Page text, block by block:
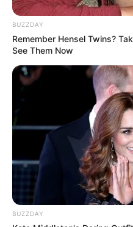
BUZZDAY
Remember Hensel Twins?
See Them Now
BUZZDAY